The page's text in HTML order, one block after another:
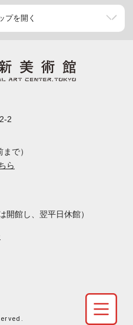
プを開く
2
で）
ら
開館し、翌平日休館）